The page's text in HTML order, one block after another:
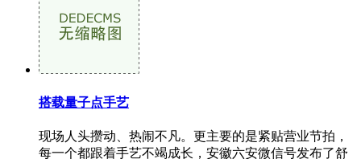
搭载量子点手艺
现场人头攒动、热闹不凡。更主要的是紧贴营业节拍，
每一个都跟着手艺不竭成长，安徽六安微信号发布了舒